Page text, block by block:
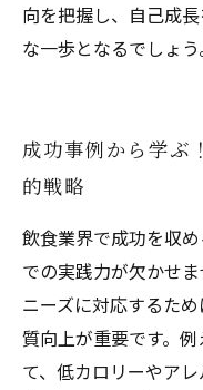
向を把握し、自己成
な一歩となるでしょう
成功事例から学ぶ
的戦略
飲食業界で成功を収
での実践力が欠かせ
ニーズに対応するた
質向上が重要です。
て、低カロリーやア